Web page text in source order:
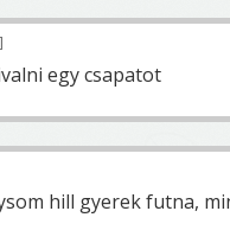
egy csapatot
hill gyerek futna,